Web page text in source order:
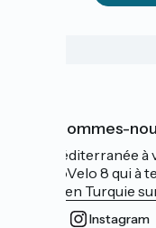
Qui sommes-
La Méditerranée
l'EuroVelo 8 qui à
Izmir en Turquie
Instagram